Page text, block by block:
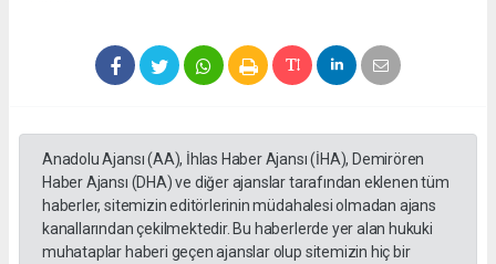
Anadolu Ajansı (AA), İhlas Haber Ajansı (İHA), Demirören
Haber Ajansı (DHA) ve diğer ajanslar tarafından eklenen tüm
haberler, sitemizin editörlerinin müdahalesi olmadan ajans
kanallarından çekilmektedir. Bu haberlerde yer alan hukuki
muhataplar haberi geçen ajanslar olup sitemizin hiç bir